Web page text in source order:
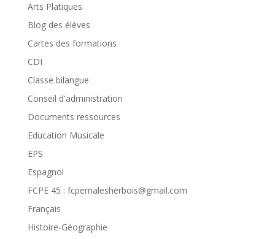
Arts Platiques
Blog des élèves
Cartes des formations
CDI
Classe bilangue
Conseil d'administration
Documents ressources
Education Musicale
EPS
Espagnol
FCPE 45 : fcpemalesherbois@gmail.com
Français
Histoire-Géographie